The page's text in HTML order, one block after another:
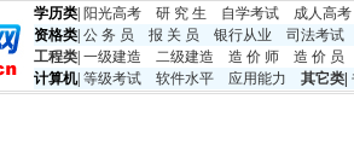
学历类 阳光高考 研 究 生 自学考试
成人高考
资格类 公 务 员 报 关 员 银行从业
司法考试
工程类 一级建造 二级建造 造 价 师
造 价 员
计算机| 等级考试 软件水平 应用能力 其它类